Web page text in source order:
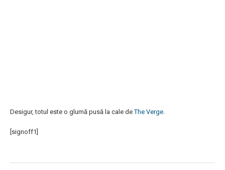
Desigur, totul este o glumă pusă la cale deThe Verge.
[signoff1]